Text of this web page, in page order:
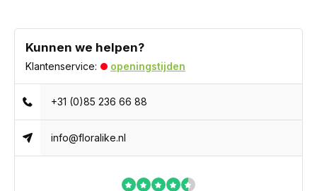
Kunnen we helpen?
Klantenservice: openingstijden
+31 (0)85 236 66 88
info@floralike.nl